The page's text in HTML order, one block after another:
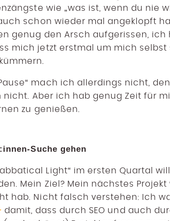
wie „was ist, wenn du nie
schon wieder mal angeklopft
genug den Arsch aufgerissen, ich
mich jetzt erstmal um mich selbst
mach ich allerdings nicht,
Aber ich hab genug Zeit für
zu genießen.
Suche gehen
Light“ im ersten Quartal
Mein Ziel? Mein nächstes
hab. Nicht falsch verstehen: Ich
damit, dass durch SEO und auch